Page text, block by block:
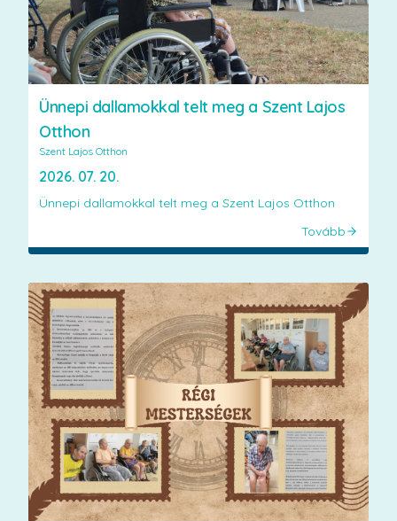
Ünnepi dallamokkal telt meg a Szent Lajos
Otthon
Szent Lajos Otthon
2026. 07. 20.
Ünnepi dallamokkal telt meg a Szent Lajos Otthon
Tovább